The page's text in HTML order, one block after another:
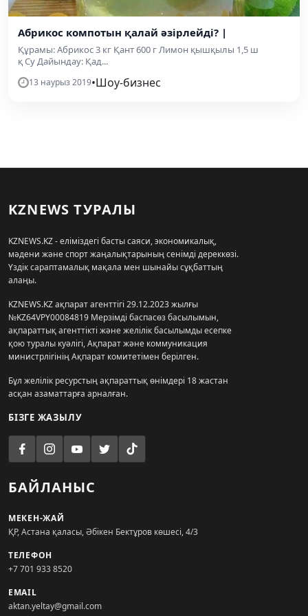
Абрикос компотын қалай әзірлейді? |
Құрамы: Абрикос 3 кг Қант 600 г Лимон қышқылы 1,5 ш
қ Су Дайындау: Қад...
13 наурыз 2019•Шоу-бизнес
KZNEWS ТУРАЛЫ
KZNEWS.KZ - еліміздегі басты саяси, экономикалық,
мәдени және спорт жаңалықтарының сенімді дереккөзі.
Үздік сараптамалық мақала мен шынайы сұқбаттың
алаңы.
KZNEWS.KZ ақпарат агенттігі 29.12.2023 жылғы
№KZ64VPY00084819 Мерзімді баспасөз басылымын,
ақпараттық агенттікті және желілік басылымды есепке
қою туралы куәлігі, Ақпарат және коммуникация
министрлігінің Ақпарат комитетімен берілген.
Бұл желілік ресурстың ақпараттық өнімдері 18 жастан
асқан азаматтарға арналған.
БІЗГЕ ЖАЗЫЛУ
БАЙЛАНЫС
МЕКЕН-ЖАЙ
ҚР, Астана қаласы, Әбікен Бектұров көшесі, 4/3
ТЕЛЕФОН
+7 701 933 8520
EMAIL
aktan.yeltay@gmail.com